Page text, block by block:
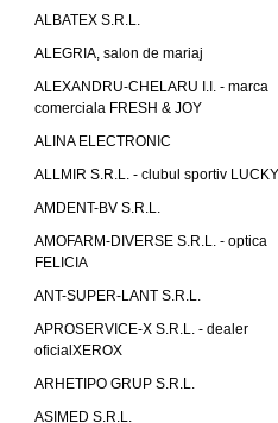
ALBATEX S.R.L.
ALEGRIA, salon de mariaj
ALEXANDRU-CHELARU I.I. - marca
comerciala FRESH & JOY
ALINA ELECTRONIC
ALLMIR S.R.L. - clubul sportiv
AMDENT-BV S.R.L.
AMOFARM-DIVERSE S.R.L. - optica
FELICIA
ANT-SUPER-LANT S.R.L.
APROSERVICE-X S.R.L. - dealer
oficialXEROX
ARHETIPO GRUP S.R.L.
ASIMED S.R.L.